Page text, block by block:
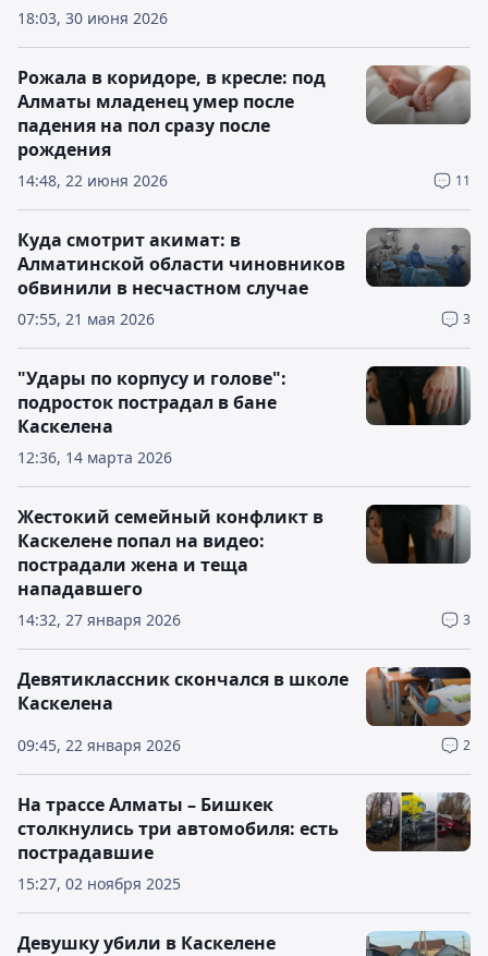
18:03, 30 июня 2026
14:48, 22 июня 2026 11
Рожала в коридоре, в кресле: под
Алматы младенец умер после
падения на пол сразу после
рождения
07:55, 21 мая 2026 3
Куда смотрит акимат: в
Алматинской области чиновников
обвинили в несчастном случае
12:36, 14 марта 2026
"Удары по корпусу и голове":
подросток пострадал в бане
Каскелена
14:32, 27 января 2026 3
Жестокий семейный конфликт в
Каскелене попал на видео:
пострадали жена и теща
нападавшего
09:45, 22 января 2026 2
Девятиклассник скончался в школе
Каскелена
15:27, 02 ноября 2025
На трассе Алматы – Бишкек
столкнулись три автомобиля: есть
пострадавшие
Девушку убили в Каскелене